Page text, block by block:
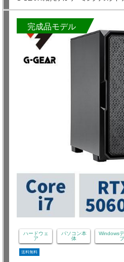
完成品モデル
ハードウェ
ア
パソコン本
体
Windows
プ
送料無料